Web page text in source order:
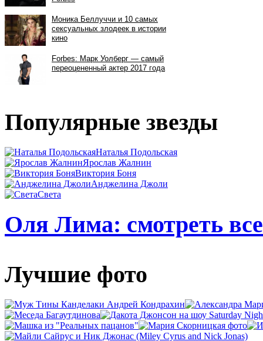
Популярные звезды
Наталья Подольская
Ярослав Жалнин
Виктория Боня
Анджелина Джоли
Света
Оля Лима: смотреть
Лучшие фото